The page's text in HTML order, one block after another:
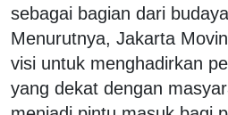
sebagai bagian dari
Menurutnya, Jakarta
visi untuk menghadirkan
yang dekat dengan